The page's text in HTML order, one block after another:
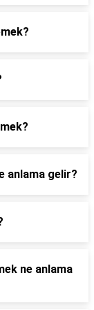
anlama gelir?
ne anlama